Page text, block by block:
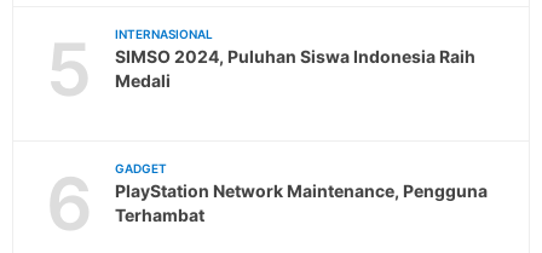
5 INTERNASIONAL
SIMSO 2024, Puluhan Siswa Indonesia Raih
Medali
6 GADGET
PlayStation Network Maintenance, Pengguna
Terhambat